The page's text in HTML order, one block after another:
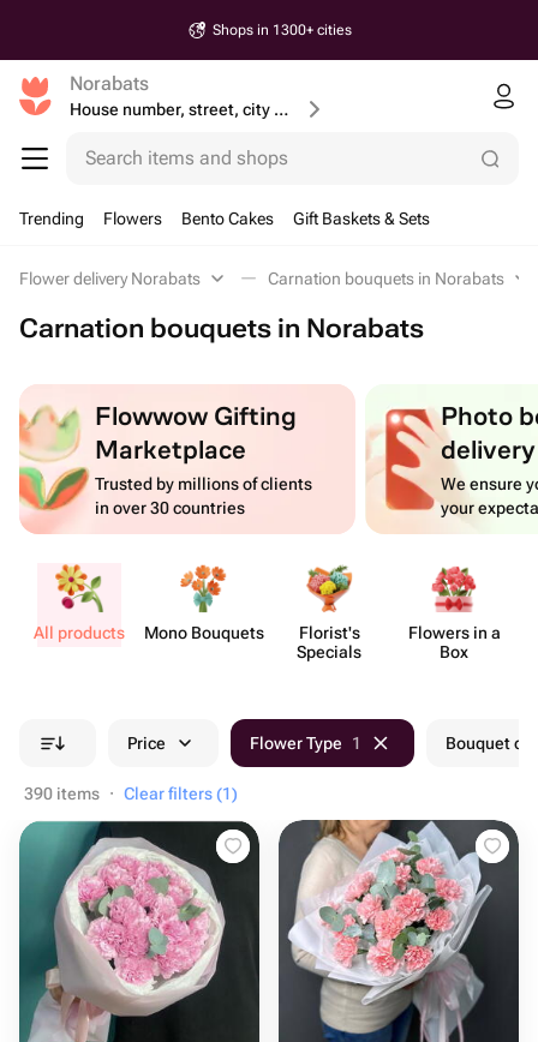
Shops in 1300+ cities
Norabats
House number, street, city or postcode
Search items and shops
Trending Flowers Bento Cakes Gift Baskets & Sets
Flower delivery Norabats Carnation bouquets in Norabats
Carnation bouquets in Norabats
Flowwow Gifting
Marketplace
Trusted by millions of clients
in over 30 countries
Photo
delivery
We ensure
your
All products Mono Bouquets
Florist's
Specials
Flowers in a
Box
Price Flower Type 1 Bouquet
390 items · Clear filters (1)